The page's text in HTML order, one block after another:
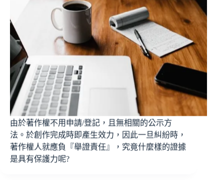
由於著作權不用申請/登記，且無相關的公示方
法。於創作完成時即產生效力，因此一旦糾紛時，
著作權人就應負『舉證責任』，究竟什麼樣的證據
是具有保護力呢?